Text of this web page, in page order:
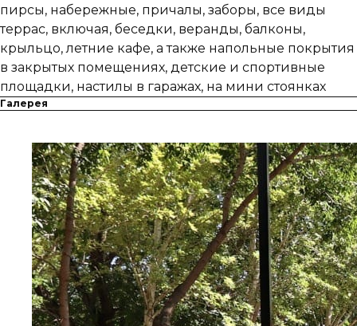
пирсы, набережные, причалы, заборы, все виды
террас, включая, беседки, веранды, балконы,
крыльцо, летние кафе, а также напольные покрытия
в закрытых помещениях, детские и спортивные
площадки, настилы в гаражах, на мини стоянках
Галерея